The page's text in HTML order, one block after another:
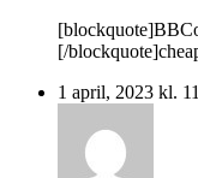
[/
1 april, 2023 kl.